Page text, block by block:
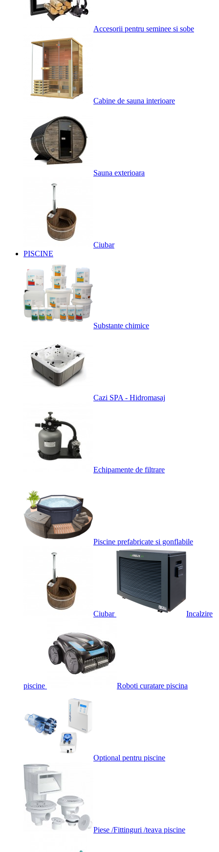
Accesorii pentru seminee si sobe
Cabine de sauna interioare
Sauna exterioara
Ciubar
PISCINE
Substante chimice
Cazi SPA - Hidromasaj
Echipamente de filtrare
Piscine prefabricate si gonflabile
Ciubar Incalzire
piscine Roboti curatare piscina
Optional pentru piscine
Piese /Fittinguri /teava piscine